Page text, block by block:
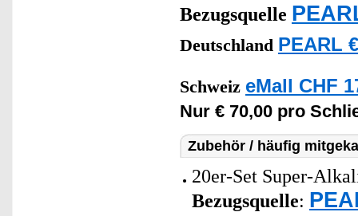
Bezugsquelle
Deutschland PEARL
Schweiz eMall CHF
Nur € 70,00 pro
Zubehör / häufig
20er-Set Super-
Bezugsquelle: